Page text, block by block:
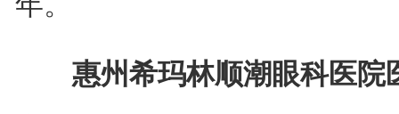
惠州希玛林顺潮眼科医院